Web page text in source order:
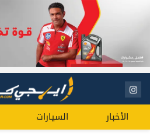
الأخبار السيارات